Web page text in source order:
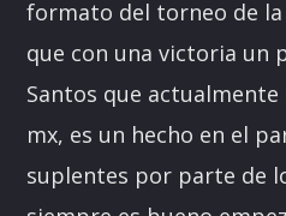
formato del torneo de
que con una victoria un
Santos que
mx, es un hecho en el
suplentes por parte de